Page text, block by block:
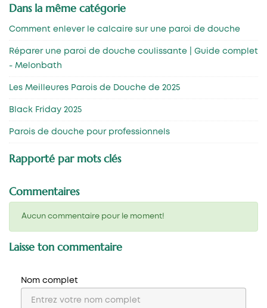
Dans la même catégorie
Comment enlever le calcaire sur une paroi de douche
Réparer une paroi de douche coulissante | Guide complet
- Melonbath
Les Meilleures Parois de Douche de 2025
Black Friday 2025
Parois de douche pour professionnels
Rapporté par mots clés
Commentaires
Aucun commentaire pour le moment!
Laisse ton commentaire
Nom complet